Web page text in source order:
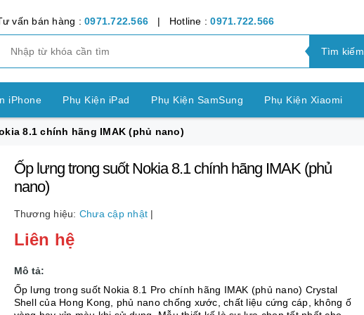
vấn bán hàng : 0971.722.566 | Hotline :0971.722.566
Tìm kiếm
iPhone Phụ Kiện iPad Phụ Kiện SamSung Phụ Kiện Xiaomi
OPPO Phụ Kiện Vivo Phụ Kiện Realme
LG Phụ Kiện Nokia Phụ Kiện Sony
Bảng SamSung
Apple Watch
8.1 chính hãng IMAK (phủ nano)
Ốp lưng trong suốt Nokia 8.1 chính hãng IMAK (phủ
nano)
Thương hiệu: Chưa cập nhật |
Liên hệ
Mô tả:
Ốp lưng trong suốt Nokia 8.1 Pro chính hãng IMAK (phủ nano) Crystal
Shell của Hong Kong, phủ nano chống xước, chất liệu cứng cáp, không ố